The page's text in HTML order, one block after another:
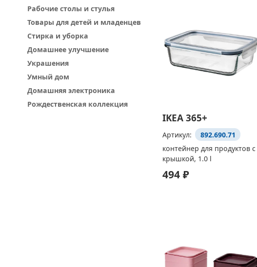
Рабочие столы и стулья
Товары для детей и младенцев
Стирка и уборка
Домашнее улучшение
Украшения
Умный дом
Домашняя электроника
Рождественская коллекция
IKEA 365+
Артикул:
892.690.71
контейнер для продуктов с
крышкой, 1.0 l
494 ₽